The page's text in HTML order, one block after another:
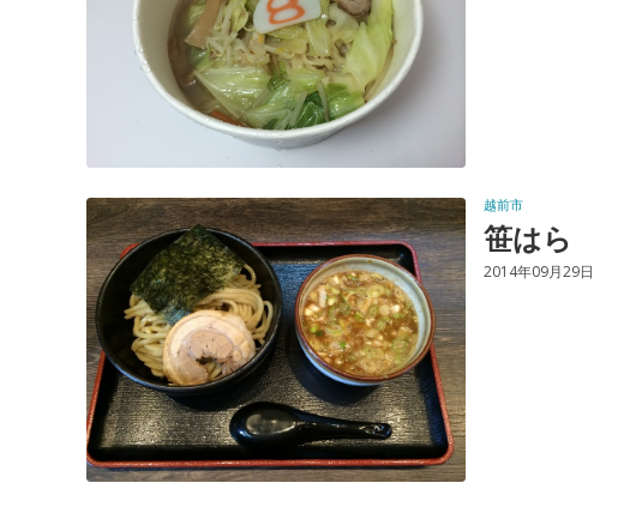
越前市
笹はら
2014年09月29日